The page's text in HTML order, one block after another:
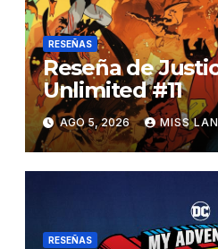
RESEÑAS
Reseña de
Unlimited #11
AGO 5, 2026 MISS
RESEÑAS